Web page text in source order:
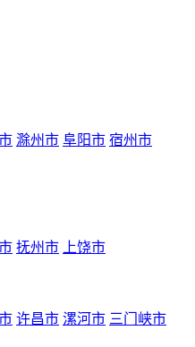
滁州市 阜阳市 宿州市
抚州市 上饶市
许昌市 漯河市 三门峡市